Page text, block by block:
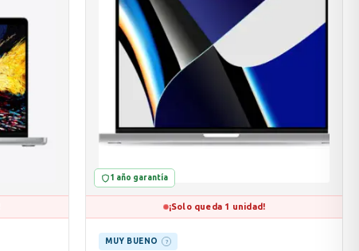
1 año garantía
¡Solo queda 1 unidad!
MUY BUENO ?